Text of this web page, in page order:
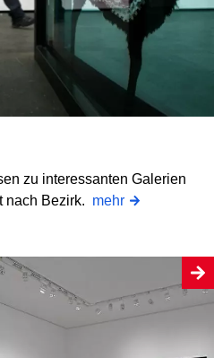
zu interessanten Galerien
nach Bezirk. mehr